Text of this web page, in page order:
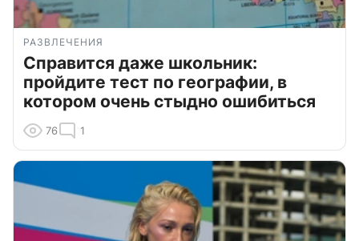
РАЗВЛЕЧЕНИЯ
Справится даже школьник:
пройдите тест по географии, в
котором очень стыдно ошибиться
76 1